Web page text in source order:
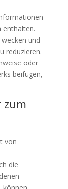
enthalten.
und
reduzieren.
oder
beifügen,
zum
von
die
können